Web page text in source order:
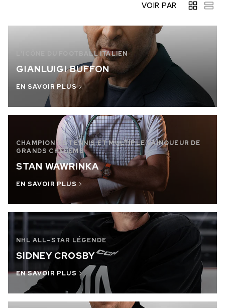
RUPTURE DE STOCK
WILD ONE SKELETON
GREY
VOIR PAR
L'ICÔNE DU FOOTBALL ITALIEN
GIANLUIGI BUFFON
EN SAVOIR PLUS
CHAMPION DE TENNIS ET MULTIPLE VAINQUEUR DE
GRANDS CHELEMS
STAN WAWRINKA
EN SAVOIR PLUS
NHL ALL-STAR LÉGENDE
SIDNEY CROSBY
EN SAVOIR PLUS